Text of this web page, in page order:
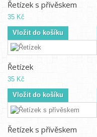
Řetízek s přívěskem
35 Kč
Vložit do košíku
Řetízek
35 Kč
Vložit do košíku
Řetízek s přívěskem